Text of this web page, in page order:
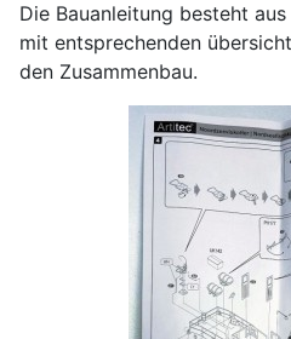
Die Bauanleitung besteht
mit entsprechenden
den Zusammenbau.